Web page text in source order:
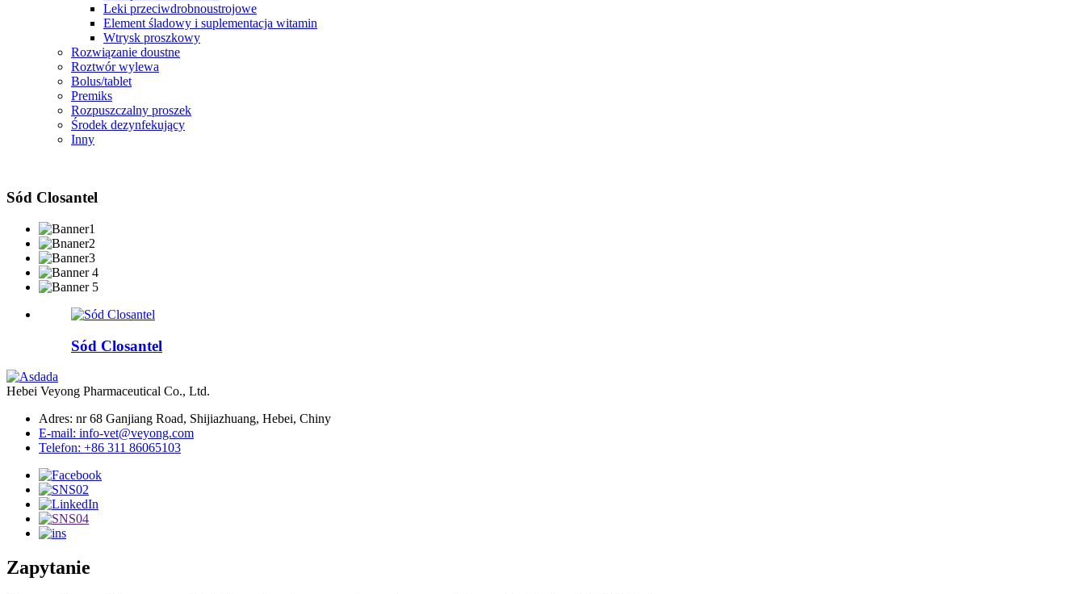
Leki przeciwdrobnoustrojowe
Element śladowy i suplementacja witamin
Wtrysk proszkowy
Rozwiązanie doustne
Roztwór wylewa
Bolus/tablet
Premiks
Rozpuszczalny proszek
Środek dezynfekujący
Inny
Sód Closantel
Sód Closantel
Hebei Veyong Pharmaceutical Co., Ltd.
Adres: nr 68 Ganjiang Road, Shijiazhuang, Hebei, Chiny
E-mail: info-vet@veyong.com
Telefon: +86 311 86065103
Zapytanie